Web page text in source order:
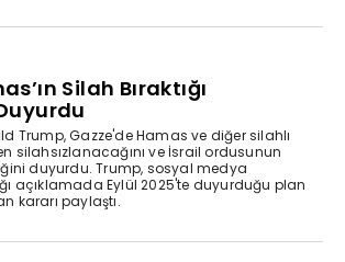
Silah Bıraktığı
Trump, Gazze'de Hamas ve diğer silahlı
silahsızlanacağını ve İsrail ordusunun
duyurdu. Trump, sosyal medya
açıklamada Eylül 2025'te duyurduğu plan
kararı paylaştı.